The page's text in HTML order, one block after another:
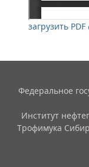
загрузить
Федеральное
Институт
Трофимука